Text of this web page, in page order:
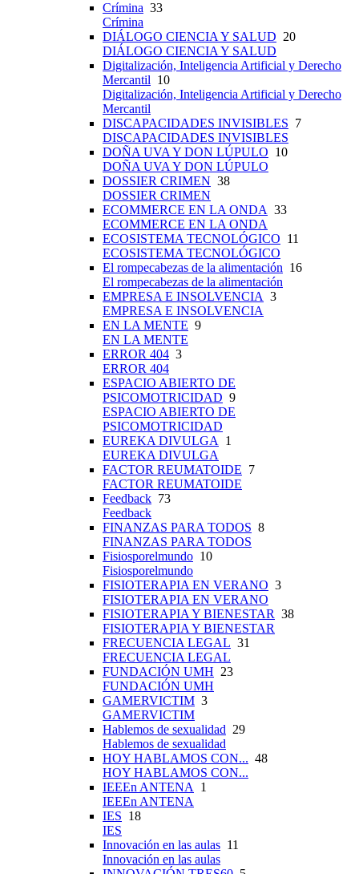
Crímina 33
Crímina
DIÁLOGO CIENCIA Y SALUD 20
DIÁLOGO CIENCIA Y SALUD
Digitalización, Inteligencia Artificial y Derecho
Mercantil 10
Digitalización, Inteligencia Artificial y Derecho
Mercantil
DISCAPACIDADES INVISIBLES 7
DISCAPACIDADES INVISIBLES
DOÑA UVA Y DON LÚPULO 10
DOÑA UVA Y DON LÚPULO
DOSSIER CRIMEN 38
DOSSIER CRIMEN
ECOMMERCE EN LA ONDA 33
ECOMMERCE EN LA ONDA
ECOSISTEMA TECNOLÓGICO 11
ECOSISTEMA TECNOLÓGICO
El rompecabezas de la alimentación 16
El rompecabezas de la alimentación
EMPRESA E INSOLVENCIA 3
EMPRESA E INSOLVENCIA
EN LA MENTE 9
EN LA MENTE
ERROR 404 3
ERROR 404
ESPACIO ABIERTO DE
PSICOMOTRICIDAD 9
ESPACIO ABIERTO DE
PSICOMOTRICIDAD
EUREKA DIVULGA
1
EUREKA DIVULGA
FACTOR REUMATOIDE 7
FACTOR REUMATOIDE
Feedback 73
Feedback
FINANZAS PARA TODOS 8
FINANZAS PARA TODOS
Fisiosporelmundo 10
Fisiosporelmundo
FISIOTERAPIA EN VERANO 3
FISIOTERAPIA EN VERANO
FISIOTERAPIA Y BIENESTAR 38
FISIOTERAPIA Y BIENESTAR
FRECUENCIA LEGAL 31
FRECUENCIA LEGAL
FUNDACIÓN UMH 23
FUNDACIÓN UMH
GAMERVICTIM 3
GAMERVICTIM
Hablemos de sexualidad 29
Hablemos de sexualidad
HOY HABLAMOS CON... 48
HOY HABLAMOS CON...
IEEEn ANTENA
1
IEEEn ANTENA
IES 18
IES
Innovación en las aulas 11
Innovación en las aulas